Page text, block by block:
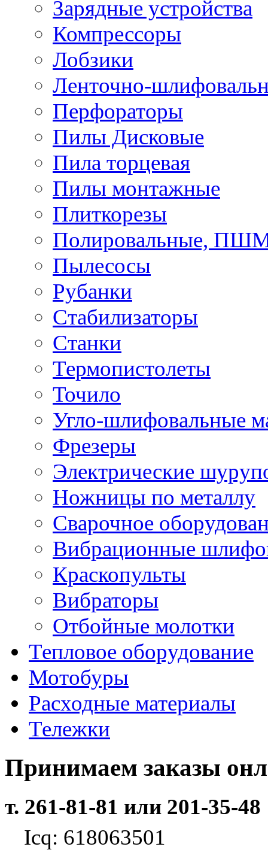
Зарядные устройства
Компрессоры
Лобзики
Ленточно-
Перфораторы
Пилы Дисковые
Пила торцевая
Пилы монтажные
Плиткорезы
Полировальные,
Пылесосы
Рубанки
Стабилизаторы
Станки
Термопистолеты
Точило
Угло-шлифовальные
Фрезеры
Электрические
Ножницы по металлу
Сварочное
Вибрационные
Краскопульты
Вибраторы
Отбойные молотки
Тепловое оборудование
Мотобуры
Расходные материалы
Тележки
Принимаем заказы
т. 261-81-81 или 201-35-48
Icq: 618063501